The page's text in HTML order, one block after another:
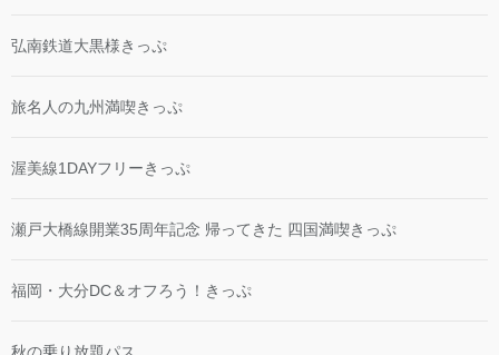
弘南鉄道大黒様きっぷ
旅名人の九州満喫きっぷ
渥美線1DAYフリーきっぷ
瀬戸大橋線開業35周年記念 帰ってきた 四国満喫きっぷ
福岡・大分DC＆オフろう！きっぷ